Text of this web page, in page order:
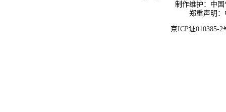
制作维护：中
郑重声明
京ICP证010385-2